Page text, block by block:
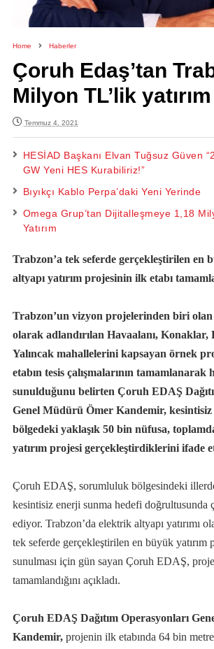
Home Haberler
Çoruh Edaş’tan
Milyon TL’lik yatırım
Temmuz 4, 2021
HESİAD Başkanı Elvan Tuğsuz Güven
GW Yeni HES Kurabiliriz!”
Bıyıkçı Kablo Perpa’daki Yeni Yerinde
Omega Grup’tan Dijitalleşmeye 1,18
Yatırım
Trabzon’a tek seferde gerçekleştirilen en
altyapı yatırım projesinin ilk etabı
Trabzon’un vizyon projelerinden biri olan
olarak adlandırılan Havaalanı, Konaklar,
Yalıncak mahallelerini kapsayan örnek
etabın tesis çalışmalarının tamamlanarak
sunulduğunu belirten Çoruh EDAŞ
Genel Müdürü Ömer Kandemir,
bölgedeki yaklaşık 50 bin nüfusa,
yatırım projesi gerçekleştirdiklerini ifade
Çoruh EDAŞ, sorumluluk bölgesindeki
kesintisiz enerji sunma hedefi doğrultusunda
ediyor. Trabzon’da elektrik altyapı yatırımı
tek seferde gerçekleştirilen en büyük yatırım
sunulması için gün sayan Çoruh EDAŞ,
tamamlandığını açıkladı.
Çoruh EDAŞ Dağıtım Operasyonları
Kandemir, projenin ilk etabında 64 bin